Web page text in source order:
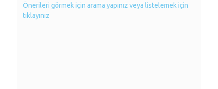
Önerileri görmek için arama yapınız veya listelemek için
tıklayınız